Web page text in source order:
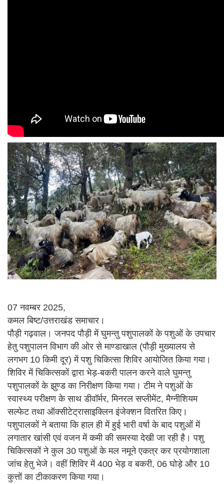
07 नवम्बर 2025,
कमल बिष्ट/उत्तराखंड समाचार।
पौड़ी गढ़वाल। जनपद पौड़ी में घुमन्तु पशुपालकों के पशुओं के उपचार
हेतु पशुपालन विभाग की ओर से माण्डाखाल (पौड़ी मुख्यालय से
लगभग 10 किमी दूर) में पशु चिकित्सा शिविर आयोजित किया गया।
शिविर में चिकित्सकों द्वारा भेड़‐बकरी पालन करने वाले घुमन्तु
पशुपालकों के झुण्ड का निरीक्षण किया गया। टीम ने पशुओं के
स्वास्थ्य परीक्षण के साथ डीवॉर्मर, मिनरल सप्लीमेंट, मैग्नीशियम
सल्फेट तथा ऑक्सीटेट्रासाइक्लिन इंजेक्शन वितरित किए।
पशुपालकों ने बताया कि हाल ही में हुई भारी वर्षा के बाद पशुओं में
लगातार खांसी एवं वजन में कमी की समस्या देखी जा रही है। पशु
चिकित्सकों ने कुल 30 पशुओं के मल नमूने एकत्र कर प्रयोगशाला
जांच हेतु भेजे। वहीं शिविर में 400 भेड़ व बकरी, 06 घोड़े और 10
कुत्तों का टीकाकरण किया गया।